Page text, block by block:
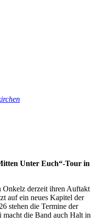
Unter Euch“-Tour in
Onkelz derzeit ihren Auftakt
auf ein neues Kapitel der
stehen die Termine der
die Band auch Halt in